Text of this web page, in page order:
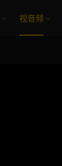
视音频